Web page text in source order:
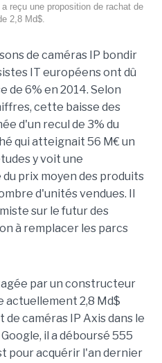
reçu une proposition de rachat de
2,8 Md$.
de caméras IP bondir
IT européens ont dû
de 6% en 2014. Selon
cette baisse des
d'un recul de 3% du
qui atteignait 56 M€ un
y voit une
prix moyen des produits
d'unités vendues. Il
sur le futur des
à remplacer les parcs
par un constructeur
actuellement 2,8 Md$
caméras IP Axis dans le
il a déboursé 555
pour acquérir l'an dernier